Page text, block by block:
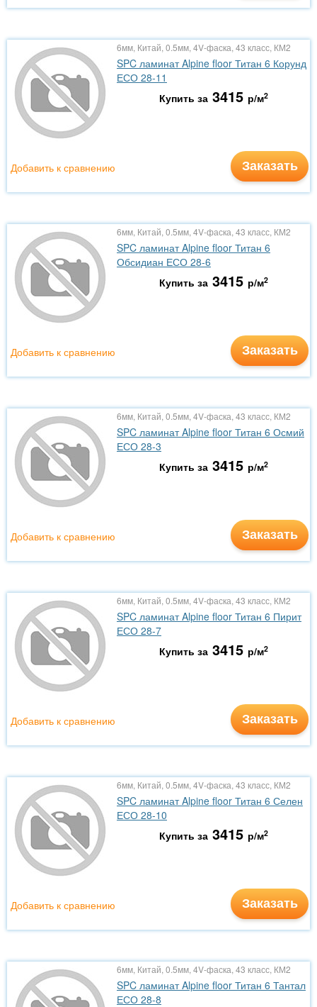
6мм, Китай, 0.5мм, 4V-фаска, 43 класс, КМ2
SPC ламинат Alpine floor Титан 6 Корунд
ЕСО 28-11
Купить за 3415 р/м2
Заказать
Добавить к сравнению
6мм, Китай, 0.5мм, 4V-фаска, 43 класс, КМ2
SPC ламинат Alpine floor Титан 6
Обсидиан ЕСО 28-6
Купить за 3415 р/м2
Заказать
Добавить к сравнению
6мм, Китай, 0.5мм, 4V-фаска, 43 класс, КМ2
SPC ламинат Alpine floor Титан 6 Осмий
ЕСО 28-3
Купить за 3415 р/м2
Заказать
Добавить к сравнению
6мм, Китай, 0.5мм, 4V-фаска, 43 класс, КМ2
SPC ламинат Alpine floor Титан 6 Пирит
ЕСО 28-7
Купить за 3415 р/м2
Заказать
Добавить к сравнению
6мм, Китай, 0.5мм, 4V-фаска, 43 класс, КМ2
SPC ламинат Alpine floor Титан 6 Селен
ЕСО 28-10
Купить за 3415 р/м2
Заказать
Добавить к сравнению
6мм, Китай, 0.5мм, 4V-фаска, 43 класс, КМ2
SPC ламинат Alpine floor Титан 6 Тантал
ЕСО 28-8